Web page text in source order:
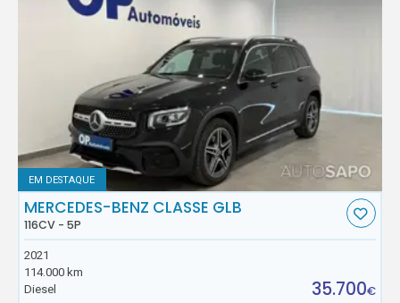
EM DESTAQUE
MERCEDES-BENZ CLASSE GLB
116CV - 5P
2021
114.000 km
Diesel
35.700€